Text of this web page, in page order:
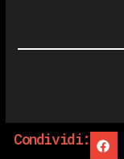
Condividi: